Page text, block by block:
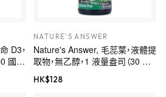
D3，
國際
NATURE'S ANSWER
Nature's Answer, 毛蕊葉，液體提
取物，無乙醇，1 液量盎司（30 毫
HK$128